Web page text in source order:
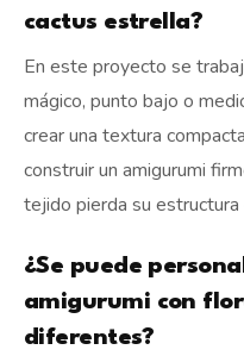
cactus estrella?
En este proyecto se
mágico, punto bajo o
crear una textura
construir un amigurumi
tejido pierda su estructura
¿Se puede
amigurumi con
diferentes?